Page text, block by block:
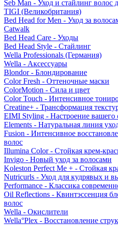
Seb Man - Уход и стайлинг волос
TIGI (Великобритания)
Bed Head for Men - Уход за
Catwalk
Bed Head Care - Уходы
Bed Head Style - Стайлинг
Wella Professionals (Германия)
Wella - Аксессуары
Blondor - Блондирование
Color Fresh - Оттеночные маски
ColorMotion - Сила и цвет
Color Touch - Интенсивное
Creatine+ - Трансформация
EIMI Styling - Настроение вашего
Elements - Натуральная линия
Fusion - Интенсивное
волос
Illumina Color - Стойкая крем-
Invigo - Новый уход за волосами
Koleston Perfect Me + - Стойкая
Nutricurls - Уход для кудрявых и
Performance - Классика
Oil Reflections - Квинтэссенция
волос
Wella - Окислители
Wella°Plex - Восстановление